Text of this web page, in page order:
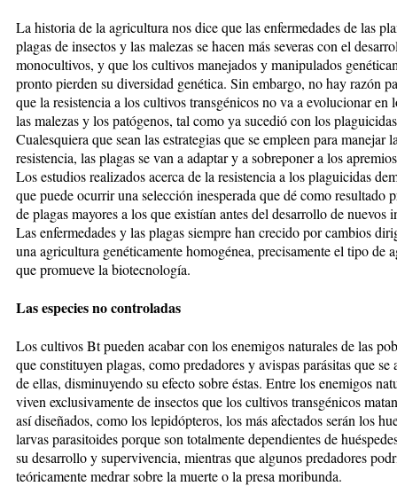
La historia de la agricultura nos di­ce que las enfermedades de las
plagas de insectos y las malezas se hacen más severas con el
monocultivos, y que los cul­ti­vos manejados y manipulados
pronto pierden su diversidad ge­­né­ti­ca. Sin embargo, no hay razón
que la resistencia a los cul­tivos transgénicos no va a evolucionar en
las malezas y los pa­tó­genos, tal como ya sucedió con los
Cualesquiera que sean las es­tra­te­gias que se empleen para ma­ne­jar
resistencia, las plagas se van a adaptar y a sobreponer a los
Los estudios realizados acer­ca de la resistencia a los plaguicidas
que puede ocurrir una se­lección inesperada que dé como re­sul­ta­do
de plagas mayores a los que existían antes del desa­rro­llo de nuevos
Las en­fer­me­da­des y las plagas siempre han cre­ci­do por cambios
una agri­cultura genéticamente homogénea, precisamente el tipo de
que promueve la biotecnología.
Las especies no controladas
Los culti­vos Bt pueden acabar con los ene­migos naturales de las
que constituyen plagas, como preda­do­res y avispas parásitas que se
de ellas, disminuyendo su efec­to sobre éstas. En­tre los enemigos
viven exclusivamente de insectos que los cul­tivos transgéni­cos
así diseñados, co­mo los lepidópteros, los más afectados serán los
larvas parasitoides porque son totalmente depen­dien­tes de
su de­sarrollo y supervivencia, mien­tras que algunos predadores
teóricamente medrar sobre la muerte o la pre­sa moribunda.